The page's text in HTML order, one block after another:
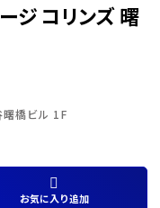
ジ コリンズ 曙
曙橋ビル 1F
お気に入り追加